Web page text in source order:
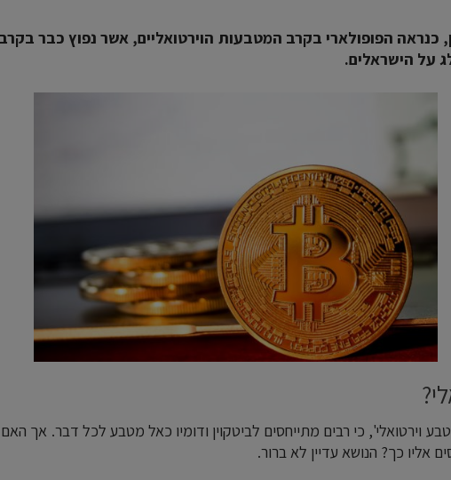
כנראה הפופולארי בקרב המטבעות הוירטואליים, אשר נפוץ כבר
על הישראלים.
וירטואלי', כי רבים מתייחסים לביטקוין ודומיו כאל מטבע לכל דבר. אך
אליו כך? הנושא עדיין לא ברור.